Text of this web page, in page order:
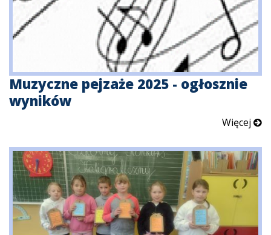
Muzyczne pejzaże 2025 - ogłosznie
wyników
Więcej